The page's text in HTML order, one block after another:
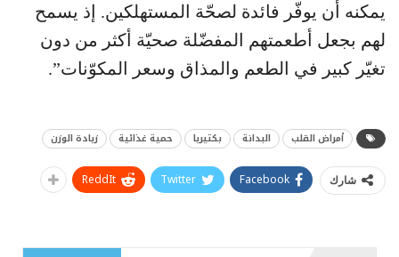
يمكنه أن يوفّر فائدة لصحّة المستهلكين. إذ يسمح
لهم بجعل أطعمتهم المفضّلة صحيّة أكثر من دون
تغيّر كبير في الطعم والمذاق وسعر المكوّنات”.
أمراض القلب البدانة بكتيريا حمية غذائية زيادة الوزن
شارك Facebook
Twitter
ReddIt